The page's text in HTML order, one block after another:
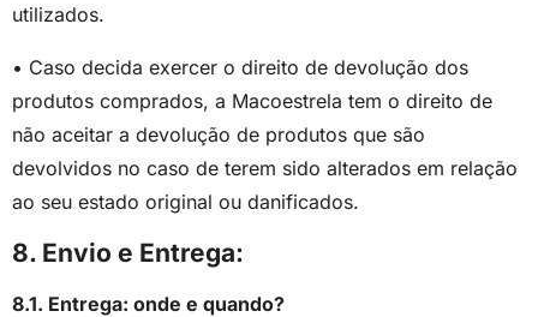
utilizados.
• Caso decida exercer o direito de devolução dos
produtos comprados, a Macoestrela tem o direito de
não aceitar a devolução de produtos que são
devolvidos no caso de terem sido alterados em relação
ao seu estado original ou danificados.
8. Envio e Entrega:
8.1. Entrega: onde e quando?